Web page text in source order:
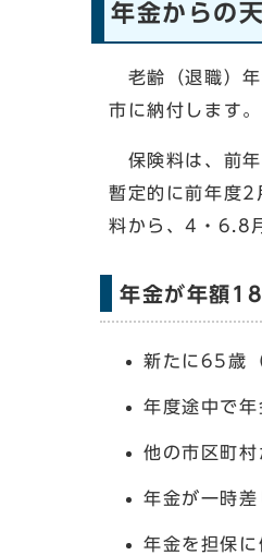
年金からの
老齢（退職）年
市に納付します。
保険料は、前年
暫定的に前年度2
料から、4・6.8
年金が年額
新たに65歳
年度途中で
他の市区町
年金が一時
年金を担保